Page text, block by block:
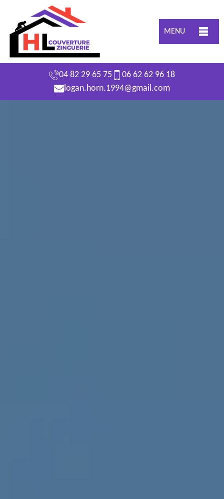
MENU
04 82 29 65 75
06 62 62 96 18
logan.horn.1994@gmail.com